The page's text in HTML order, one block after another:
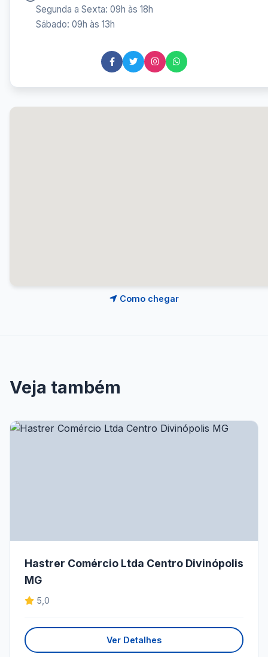
Segunda a Sexta: 09h às 18h
Sábado: 09h às 13h
Como chegar
Veja também
Hastrer Comércio Ltda Centro Divinópolis
MG
5,0
Ver Detalhes